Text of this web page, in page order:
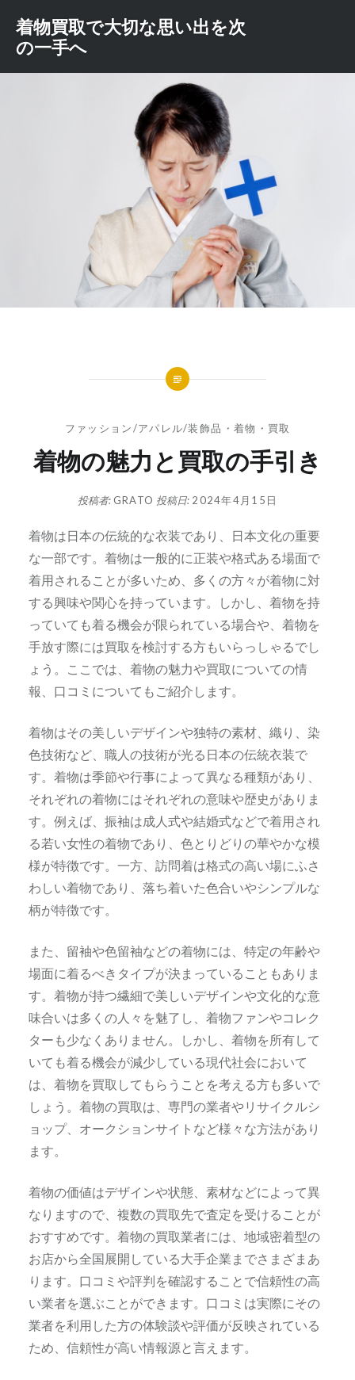
ン
着物買取で大切な思い出を次
の一手へ
ファッション/アパレル/装飾品 ・ 着物 ・ 買取
着物の魅力と買取の手引き
投稿者: GRATO 投稿日: 2024年4月15日
着物は日本の伝統的な衣装であり、日本文化の重要
な一部です。 着物は一般的に正装や格式ある場面で
着用されることが多いため、多くの方々が着物に対
する興味や関心を持っています。しかし、着物を持
っていても着る機会が限られている場合や、着物を
手放す際には買取を検討する方もいらっしゃるでし
ょう。ここでは、着物の魅力や買取についての情
報、口コミについてもご紹介します。
着物はその美しいデザインや独特の素材、織り、染
色技術など、職人の技術が光る日本の伝統衣装で
す。着物は季節や行事によって異なる種類があり、
それぞれの着物にはそれぞれの意味や歴史がありま
す。例えば、振袖は成人式や結婚式などで着用され
る若い女性の着物であり、色とりどりの華やかな模
様が特徴です。一方、訪問着は格式の高い場にふさ
わしい着物であり、落ち着いた色合いやシンプルな
柄が特徴です。
また、留袖や色留袖などの着物には、特定の年齢や
場面に着るべきタイプが決まっていることもありま
す。着物が持つ繊細で美しいデザインや文化的な意
味合いは多くの人々を魅了し、着物ファンやコレク
ターも少なくありません。しかし、着物を所有して
いても着る機会が減少している現代社会において
は、着物を買取してもらうことを考える方も多いで
しょう。着物の買取は、専門の業者やリサイクルシ
ョップ、オークションサイトなど様々な方法があり
ます。
着物の価値はデザインや状態、素材などによって異
なりますので、複数の買取先で査定を受けることが
おすすめです。着物の買取業者には、地域密着型の
お店から全国展開している大手企業までさまざまあ
ります。口コミや評判を確認することで信頼性の高
い業者を選ぶことができます。口コミは実際にその
業者を利用した方の体験談や評価が反映されている
ため、信頼性が高い情報源と言えます。